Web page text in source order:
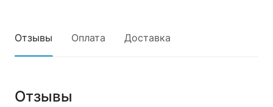
Отзывы Оплата Доставка
Отзывы